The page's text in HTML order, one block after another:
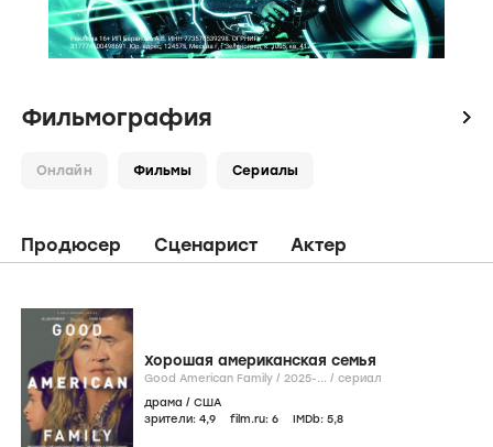
Фильмография icon
Онлайн Фильмы Сериалы
Продюсер Сценарист Актер
Хорошая американская семья
Good American Family / 2025-... / сериал
драма / США
зрители: 4,9 film.ru: 6 IMDb: 5,8